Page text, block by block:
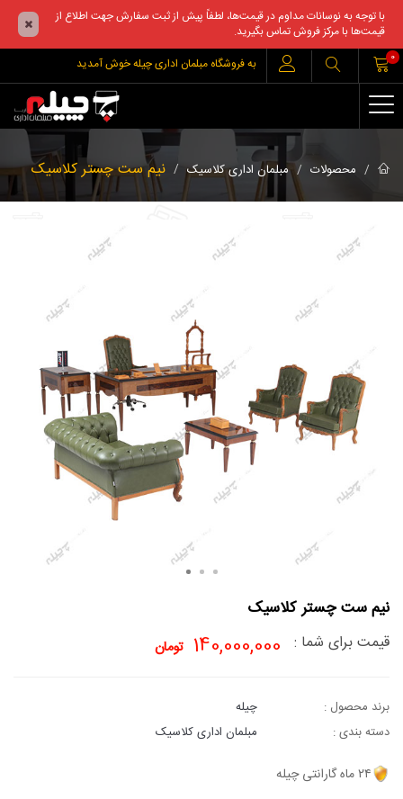
با توجه به نوسانات مداوم در قیمت‌ها، لطفاً پیش از ثبت سفارش جهت اطلاع از
قیمت‌ها با مرکز فروش تماس بگیرید.
به فروشگاه مبلمان اداری چیله خوش آمدید
0
محصولات مبلمان اداری کلاسیک نیم ست چستر کلاسیک
نیم ست چستر کلاسیک
قیمت برای شما : 140,000,000 تومان
برند محصول :
چیله
دسته بندی :
مبلمان اداری کلاسیک
۲۴ ماه گارانتی چیله